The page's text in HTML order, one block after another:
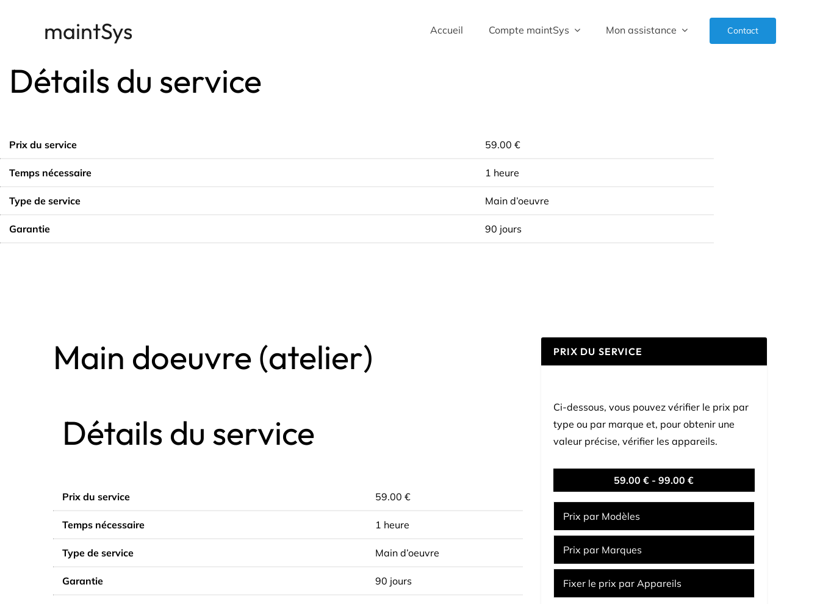
maintSys Accueil Compte maintSys Mon assistance Contact
Détails du service
Prix du service 59.00 €
Temps nécessaire 1 heure
Type de service Main d’oeuvre
Garantie 90 jours
Main doeuvre (atelier)
Détails du service
Prix du service 59.00 €
Temps nécessaire 1 heure
Type de service Main d’oeuvre
Garantie 90 jours
PRIX DU SERVICE
Ci-dessous, vous pouvez vérifier le prix par
type ou par marque et, pour obtenir une
valeur précise, vérifier les appareils.
59.00 € - 99.00 €
Prix par Modèles
Prix par Marques
Fixer le prix par Appareils